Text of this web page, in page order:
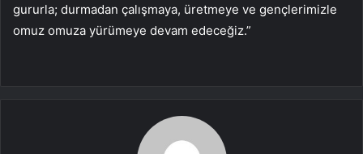
gururla; durmadan çalışmaya, üretmeye ve gençlerimizle
omuz omuza yürümeye devam edeceğiz.”